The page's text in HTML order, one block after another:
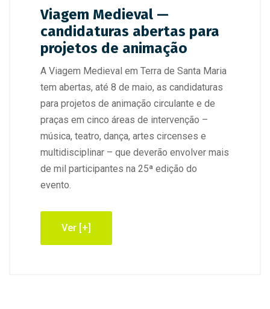
Viagem Medieval —
candidaturas abertas para
projetos de animação
A Viagem Medieval em Terra de Santa Maria
tem abertas, até 8 de maio, as candidaturas
para projetos de animação circulante e de
praças em cinco áreas de intervenção –
música, teatro, dança, artes circenses e
multidisciplinar – que deverão envolver mais
de mil participantes na 25ª edição do
evento.
Ver [+]